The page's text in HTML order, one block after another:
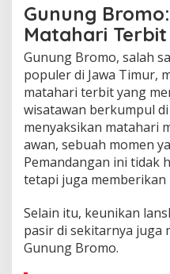
Gunung
Matahari
Gunung Bromo, salah
populer di Jawa Timur,
matahari terbit yang
wisatawan berkumpul
menyaksikan matahari
awan, sebuah momen
Pemandangan ini tidak
tetapi juga memberikan
Selain itu, keunikan
pasir di sekitarnya juga
Gunung Bromo.